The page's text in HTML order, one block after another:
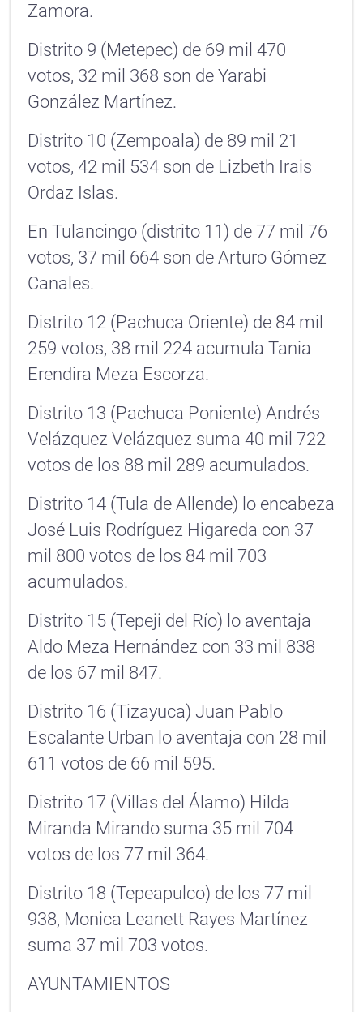
Zamora.
Distrito 9 (Metepec) de 69 mil 470
votos, 32 mil 368 son de Yarabi
González Martínez.
Distrito 10 (Zempoala) de 89 mil 21
votos, 42 mil 534 son de Lizbeth Irais
Ordaz Islas.
En Tulancingo (distrito 11) de 77 mil 76
votos, 37 mil 664 son de Arturo Gómez
Canales.
Distrito 12 (Pachuca Oriente) de 84 mil
259 votos, 38 mil 224 acumula Tania
Erendira Meza Escorza.
Distrito 13 (Pachuca Poniente) Andrés
Velázquez Velázquez suma 40 mil 722
votos de los 88 mil 289 acumulados.
Distrito 14 (Tula de Allende) lo encabeza
José Luis Rodríguez Higareda con 37
mil 800 votos de los 84 mil 703
acumulados.
Distrito 15 (Tepeji del Río) lo aventaja
Aldo Meza Hernández con 33 mil 838
de los 67 mil 847.
Distrito 16 (Tizayuca) Juan Pablo
Escalante Urban lo aventaja con 28 mil
611 votos de 66 mil 595.
Distrito 17 (Villas del Álamo) Hilda
Miranda Mirando suma 35 mil 704
votos de los 77 mil 364.
Distrito 18 (Tepeapulco) de los 77 mil
938, Monica Leanett Rayes Martínez
suma 37 mil 703 votos.
AYUNTAMIENTOS